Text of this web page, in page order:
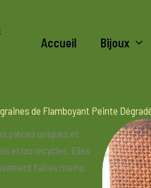
Accueil Bijoux
de Flamboyant Peinte
pièces uniques et
et/ou recycles. Elles
faites mains